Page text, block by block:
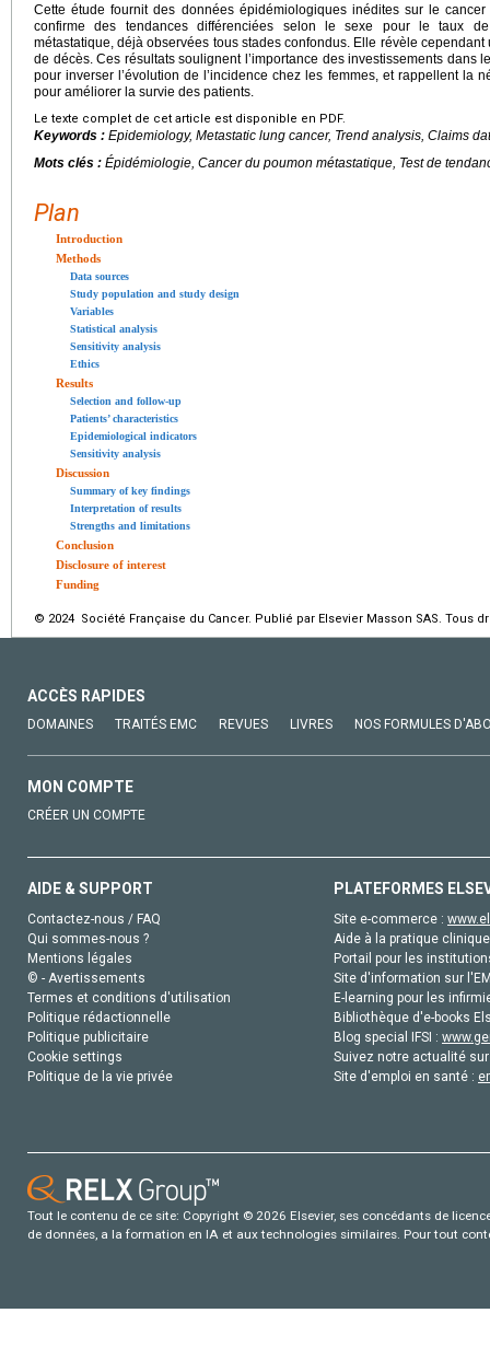
Cette étude fournit des données épidémiologiques inédites sur le
confirme des tendances différenciées selon le sexe pour le taux de
métastatique, déjà observées tous stades confondus. Elle révèle
de décès. Ces résultats soulignent l’importance des investissements dans
pour inverser l’évolution de l’incidence chez les femmes, et rappellent la
pour améliorer la survie des patients.
Le texte complet de cet article est disponible en PDF.
Keywords : Epidemiology, Metastatic lung cancer, Trend analysis, Claims
Mots clés : Épidémiologie, Cancer du poumon métastatique, Test de
Plan
Introduction
Methods
Data sources
Study population and study design
Variables
Statistical analysis
Sensitivity analysis
Ethics
Results
Selection and follow-up
Patients’ characteristics
Epidemiological indicators
Sensitivity analysis
Discussion
Summary of key findings
Interpretation of results
Strengths and limitations
Conclusion
Disclosure of interest
Funding
© 2024 Société Française du Cancer. Publié par Elsevier Masson SAS. Tous
ACCÈS RAPIDES
DOMAINES TRAITÉS EMC REVUES LIVRES NOS FORMULES
MON COMPTE
CRÉER UN COMPTE
AIDE & SUPPORT
Contactez-nous / FAQ
Qui sommes-nous ?
Mentions légales
© - Avertissements
Termes et conditions d'utilisation
Politique rédactionnelle
Politique publicitaire
Cookie settings
Politique de la vie privée
PLATEFORMES
Site e-commerce :
Aide à la pratique
Portail pour les
Site d'information sur
E-learning pour les
Bibliothèque d'e-books
Blog special IFSI :
Suivez notre actualité
Site d'emploi en santé :
Tout le contenu de ce site: Copyright © 2026 Elsevier, ses concédants de
de données, a la formation en IA et aux technologies similaires. Pour tout